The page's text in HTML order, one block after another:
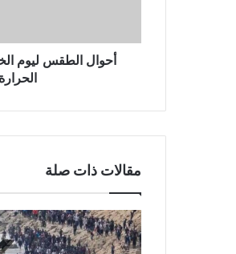
أحوال الطقس ليوم
مقالات ذات صلة